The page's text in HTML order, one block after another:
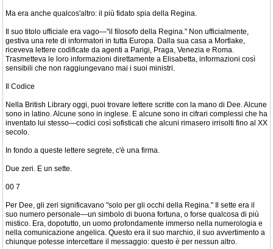
Ma era anche qualcos'altro: il più fidato spia della Regina.
Il suo titolo ufficiale era vago—"il filosofo della Regina." Non ufficialmente,
gestiva una rete di informatori in tutta Europa. Dalla sua casa a Mortlake,
riceveva lettere codificate da agenti a Parigi, Praga, Venezia e Roma.
Trasmetteva le loro informazioni direttamente a Elisabetta, informazioni così
sensibili che non raggiungevano mai i suoi ministri.
Il Codice
Nella British Library oggi, puoi trovare lettere scritte con la mano di Dee. Alcune
sono in latino. Alcune sono in inglese. E alcune sono in cifrari complessi che ha
inventato lui stesso—codici così sofisticati che alcuni rimasero irrisolti fino al XX
secolo.
In fondo a queste lettere segrete, c'è una firma.
Due zeri. E un sette.
00 7
Per Dee, gli zeri significavano "solo per gli occhi della Regina." Il sette era il
suo numero personale—un simbolo di buona fortuna, o forse qualcosa di più
mistico. Era, dopotutto, un uomo profondamente immerso nella numerologia e
nella comunicazione angelica. Questo era il suo marchio, il suo avvertimento a
chiunque potesse intercettare il messaggio: questo è per nessun altro.